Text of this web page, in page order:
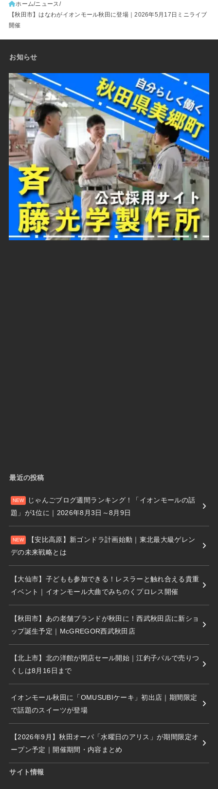
ホーム ニュース
【秋田市】はなわがイオンモール秋田に登場｜2026年5月17日ミニライブ
開催
お知らせ
最近の投稿
じゃんごブログ週間ランキング！「イオンモールの話
題」が1位に｜2026年8月3日～8月9日
【安比高原】新ゴンドラ計画始動｜東北最大級ゲレン
デの未来戦略とは
【大仙市】子どもも参加できる！レスラーと触れ合える貴重
イベント｜イオンモール大曲でみちのくプロレス開催
【秋田市】あの老舗ブランドが秋田に！西武秋田店に新ショ
ップ誕生予定｜McGREGOR西武秋田店
【北上市】北の洋館が閉店セール開始｜江釣子パルで売りつ
くしは8月16日まで
イオンモール秋田に「OMUSUBIケーキ」初出店｜期間限定
で話題のスイーツが登場
【2026年9月】秋田オーパ「水曜日のアリス」が期間限定オ
ープン予定｜開催期間・内容まとめ
サイト情報